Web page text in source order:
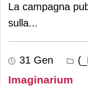
La campagna
sulla...
31 Gen
Imaginarium